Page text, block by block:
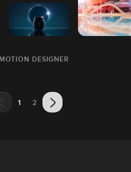
DESIGNER
1 2